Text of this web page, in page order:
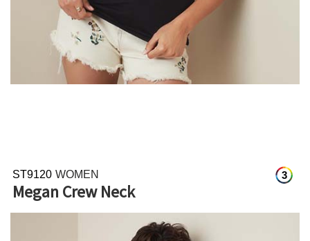
3
ST9120 WOMEN
Megan Crew Neck